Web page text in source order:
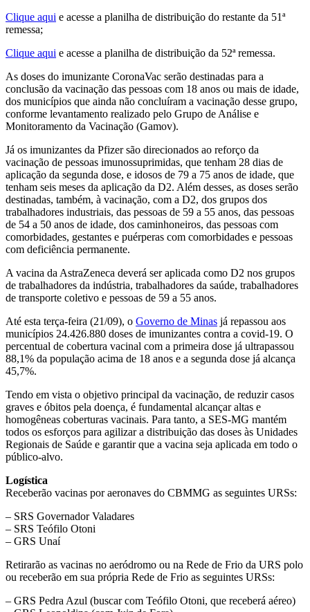
Clique aqui e acesse a planilha de distribuição do restante da 51ª
remessa;
Clique aqui e acesse a planilha de distribuição da 52ª remessa.
As doses do imunizante CoronaVac serão destinadas para a
conclusão da vacinação das pessoas com 18 anos ou mais de idade,
dos municípios que ainda não concluíram a vacinação desse grupo,
conforme levantamento realizado pelo Grupo de Análise e
Monitoramento da Vacinação (Gamov).
Já os imunizantes da Pfizer são direcionados ao reforço da
vacinação de pessoas imunossuprimidas, que tenham 28 dias de
aplicação da segunda dose, e idosos de 79 a 75 anos de idade, que
tenham seis meses da aplicação da D2. Além desses, as doses serão
destinadas, também, à vacinação, com a D2, dos grupos dos
trabalhadores industriais, das pessoas de 59 a 55 anos, das pessoas
de 54 a 50 anos de idade, dos caminhoneiros, das pessoas com
comorbidades, gestantes e puérperas com comorbidades e pessoas
com deficiência permanente.
A vacina da AstraZeneca deverá ser aplicada como D2 nos grupos
de trabalhadores da indústria, trabalhadores da saúde, trabalhadores
de transporte coletivo e pessoas de 59 a 55 anos.
Até esta terça-feira (21/09), o Governo de Minas já repassou aos
municípios 24.426.880 doses de imunizantes contra a covid-19. O
percentual de cobertura vacinal com a primeira dose já ultrapassou
88,1% da população acima de 18 anos e a segunda dose já alcança
45,7%.
Tendo em vista o objetivo principal da vacinação, de reduzir casos
graves e óbitos pela doença, é fundamental alcançar altas e
homogêneas coberturas vacinais. Para tanto, a SES-MG mantém
todos os esforços para agilizar a distribuição das doses às Unidades
Regionais de Saúde e garantir que a vacina seja aplicada em todo o
público-alvo.
Logística
Receberão vacinas por aeronaves do CBMMG as seguintes URSs:
– SRS Governador Valadares
– SRS Teófilo Otoni
– GRS Unaí
Retirarão as vacinas no aeródromo ou na Rede de Frio da URS polo
ou receberão em sua própria Rede de Frio as seguintes URSs:
– GRS Pedra Azul (buscar com Teófilo Otoni, que receberá aéreo)